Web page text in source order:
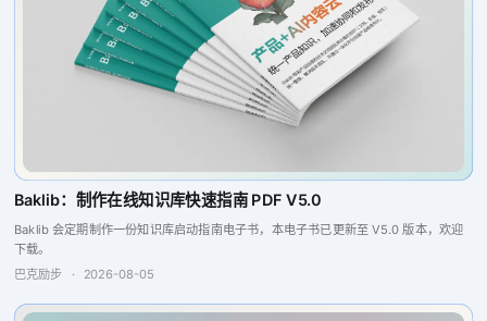
Baklib：制作在线知识库快速指南 PDF V5.0
Baklib 会定期制作一份知识库启动指南电子书，本电子书已更新至 V5.0 版本，欢迎
下载。
巴克励步 · 2026-08-05